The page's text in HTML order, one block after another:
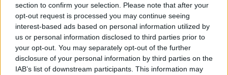
section to confirm your selection. Please note that after your
opt-out request is processed you may continue seeing
interest-based ads based on personal information utilized by
us or personal information disclosed to third parties prior to
your opt-out. You may separately opt-out of the further
disclosure of your personal information by third parties on the
IAB’s list of downstream participants. This information may